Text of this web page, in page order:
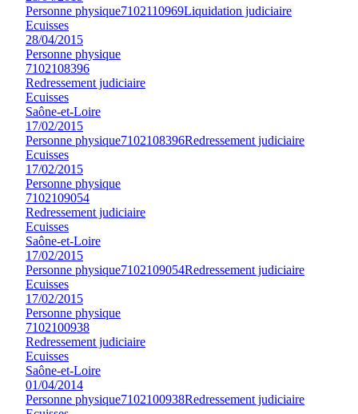
Personne physique7102110969Liquidation judiciaire
Ecuisses
28/04/2015
Personne physique
7102108396
Redressement judiciaire
Ecuisses
Saône-et-Loire
17/02/2015
Personne physique7102108396Redressement judiciaire
Ecuisses
17/02/2015
Personne physique
7102109054
Redressement judiciaire
Ecuisses
Saône-et-Loire
17/02/2015
Personne physique7102109054Redressement judiciaire
Ecuisses
17/02/2015
Personne physique
7102100938
Redressement judiciaire
Ecuisses
Saône-et-Loire
01/04/2014
Personne physique7102100938Redressement judiciaire